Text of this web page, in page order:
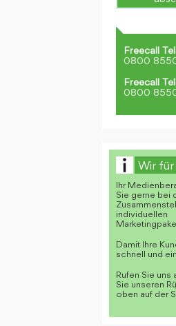
Freecall
0800
Freecall
0800
Wir für
Ihr
Sie gerne bei
individuellen
Damit Ihre
schnell und
Rufen Sie uns
Sie unseren
oben auf der